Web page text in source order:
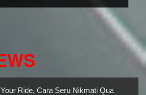
Ride, Cara Seru Nikmati Quality